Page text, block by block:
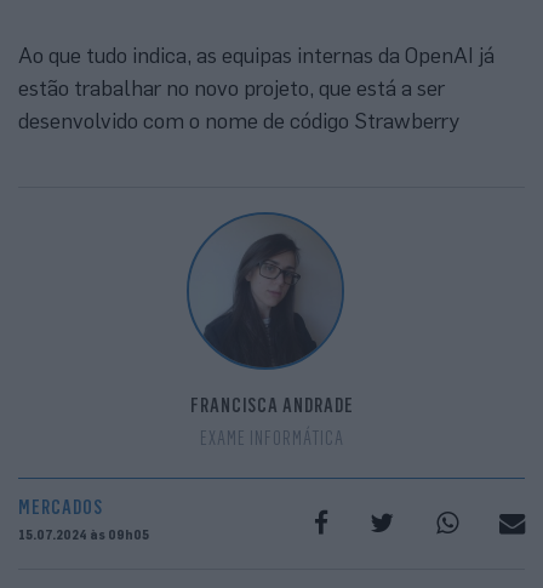
Ao que tudo indica, as equipas internas da OpenAI já
estão trabalhar no novo projeto, que está a ser
desenvolvido com o nome de código Strawberry
FRANCISCA ANDRADE
EXAME INFORMÁTICA
MERCADOS
15.07.2024 às 09h05